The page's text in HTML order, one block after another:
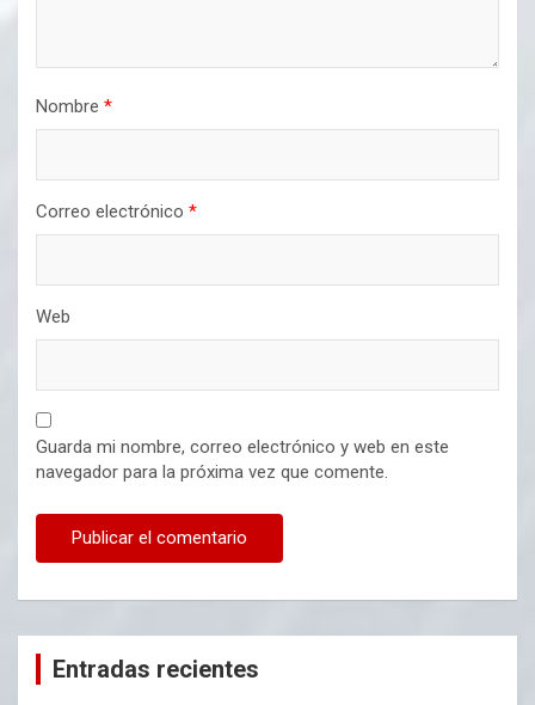
Nombre *
Correo electrónico *
Web
Guarda mi nombre, correo electrónico y web en este
navegador para la próxima vez que comente.
Entradas recientes